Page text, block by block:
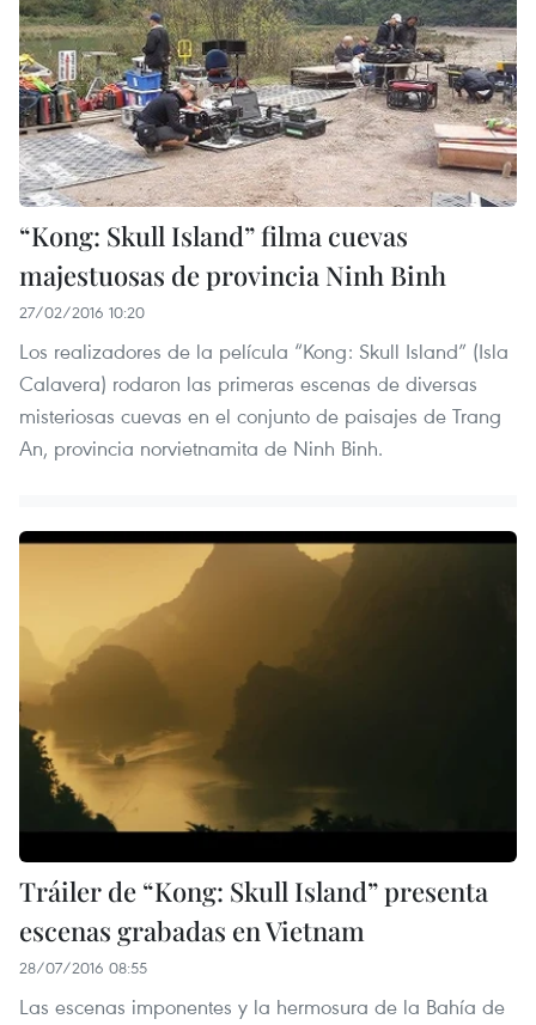
“Kong: Skull Island” filma cuevas
majestuosas de provincia Ninh Binh
27/02/2016 10:20
Los realizadores de la película “Kong: Skull Island” (Isla
Calavera) rodaron las primeras escenas de diversas
misteriosas cuevas en el conjunto de paisajes de Trang
An, provincia norvietnamita de Ninh Binh.
Tráiler de “Kong: Skull Island” presenta
escenas grabadas en Vietnam
28/07/2016 08:55
Las escenas imponentes y la hermosura de la Bahía de